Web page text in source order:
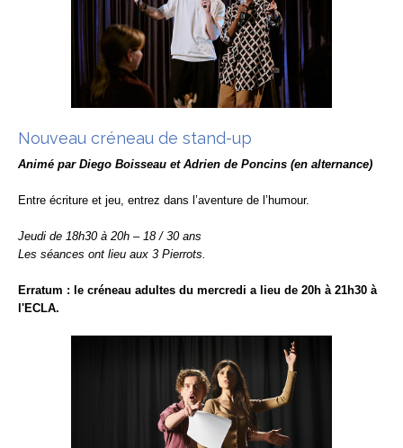
Nouveau créneau de stand-up
Animé par Diego Boisseau et Adrien de Poncins (en alternance)
Entre écriture et jeu, entrez dans l’aventure de l’humour.
Jeudi de 18h30 à 20h – 18 / 30 ans
Les séances ont lieu aux 3 Pierrots.
Erratum : le créneau adultes du mercredi a lieu de 20h à 21h30 à
l'ECLA.